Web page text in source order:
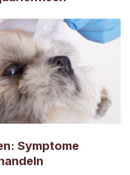
doi/10.1098/
T., van Der Plicht, J.,
A., Higham, T.,
A., van Kolfschoten, T.,
Evolution and extinction of
sibiricum sheds light on
extinctions. Nature Ecology &
s41559-018-0722-0
From Narwhals to —
Symptome